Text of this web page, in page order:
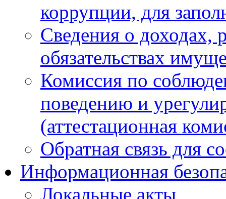
коррупции, для
Сведения о доходах,
обязательствах
Комиссия по
поведению и
(аттестационная
Обратная связь для
Информационная
Локальные акты